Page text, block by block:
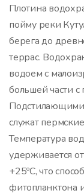
Плотина
пойму реки
берега до
террас.
водоем с
большей части
Подстилающими
служат
Температура
удерживается
+25ºС, что
фитопланктона